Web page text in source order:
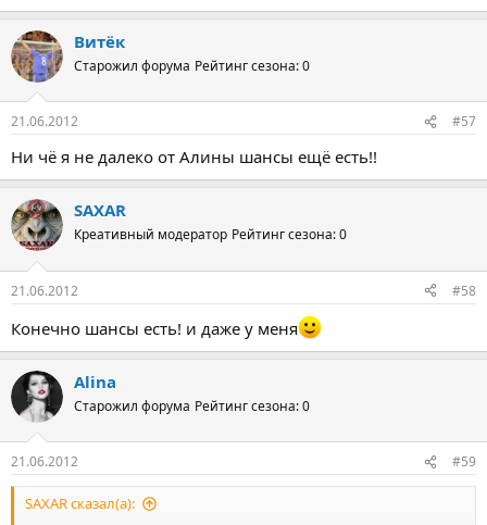
Витёк
Старожил форума Рейтинг сезона: 0
21.06.2012 #57
Ни чё я не далеко от Алины шансы ещё есть!!
SAXAR
Креативный модератор Рейтинг сезона: 0
21.06.2012 #58
Конечно шансы есть! и даже у меня
Alina
Старожил форума Рейтинг сезона: 0
21.06.2012 #59
SAXAR сказал(а):